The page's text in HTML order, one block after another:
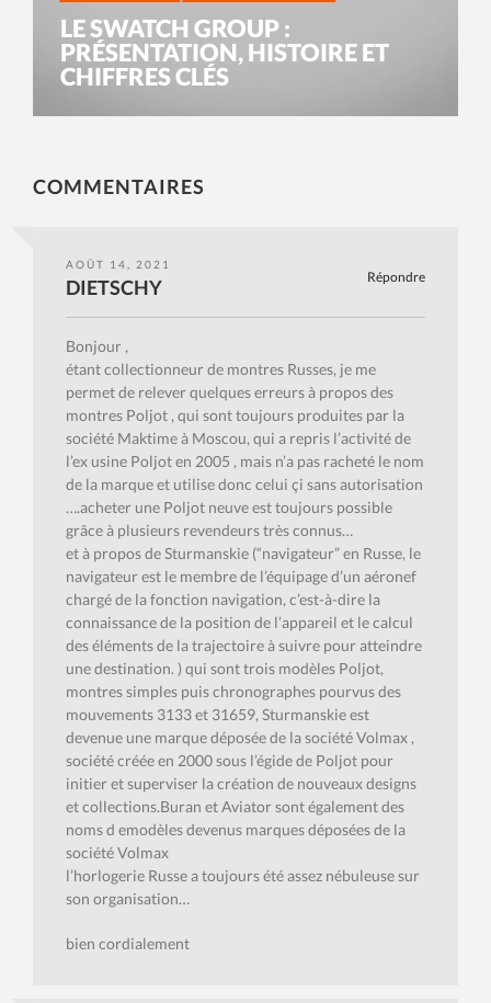
LE SWATCH GROUP :
PRÉSENTATION, HISTOIRE ET
CHIFFRES CLÉS
COMMENTAIRES
AOÛT 14, 2021
Répondre
DIETSCHY
Bonjour ,
étant collectionneur de montres Russes, je me
permet de relever quelques erreurs à propos des
montres Poljot , qui sont toujours produites par la
société Maktime à Moscou, qui a repris l’activité de
l’ex usine Poljot en 2005 , mais n’a pas racheté le nom
de la marque et utilise donc celui çi sans autorisation
….acheter une Poljot neuve est toujours possible
grâce à plusieurs revendeurs très connus…
et à propos de Sturmanskie (“navigateur” en Russe, le
navigateur est le membre de l’équipage d’un aéronef
chargé de la fonction navigation, c’est-à-dire la
connaissance de la position de l’appareil et le calcul
des éléments de la trajectoire à suivre pour atteindre
une destination. ) qui sont trois modèles Poljot,
montres simples puis chronographes pourvus des
mouvements 3133 et 31659, Sturmanskie est
devenue une marque déposée de la société Volmax ,
société créée en 2000 sous l’égide de Poljot pour
initier et superviser la création de nouveaux designs
et collections.Buran et Aviator sont également des
noms d emodèles devenus marques déposées de la
société Volmax
l’horlogerie Russe a toujours été assez nébuleuse sur
son organisation…
bien cordialement